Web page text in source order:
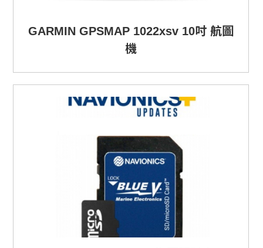
GARMIN GPSMAP 1022xsv 10吋 航圖
機